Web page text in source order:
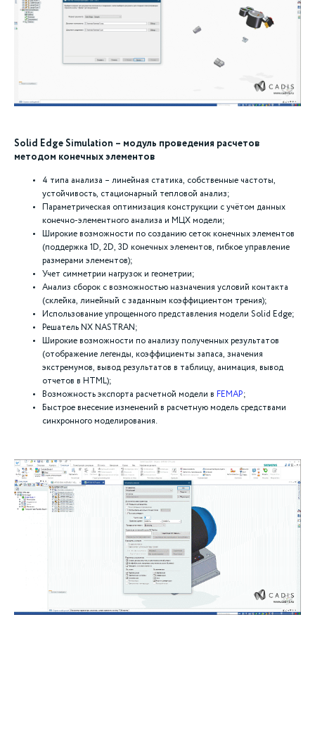
Solid Edge Simulation – модуль проведения расчетов
методом конечных элементов
4 типа анализа – линейная статика, собственные частоты,
устойчивость, стационарный тепловой анализ;
Параметрическая оптимизация конструкции с учётом данных
конечно-элементного анализа и МЦХ модели;
Широкие возможности по созданию сеток конечных элементов
(поддержка 1D, 2D, 3D конечных элементов, гибкое управление
размерами элементов);
Учет симметрии нагрузок и геометрии;
Анализ сборок с возможностью назначения условий контакта
(склейка, линейный с заданным коэффициентом трения);
Использование упрощенного представления модели Solid Edge;
Решатель NX NASTRAN;
Широкие возможности по анализу полученных результатов
(отображение легенды, коэффициенты запаса, значения
экстремумов, вывод результатов в таблицу, анимация, вывод
отчетов в HTML);
Возможность экспорта расчетной модели в FEMAP;
Быстрое внесение изменений в расчетную модель средствами
синхронного моделирования.